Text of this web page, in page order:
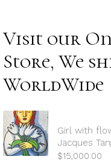
Visit our
Store, We
WorldWide
Girl with
Jacques
$15,000.00